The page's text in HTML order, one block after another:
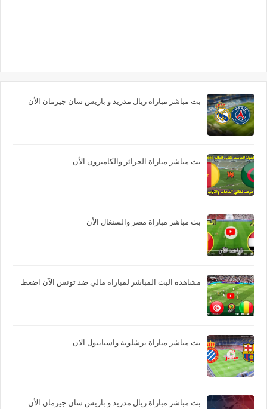
بث مباشر مباراة ريال مدريد و باريس سان جيرمان الأن
بث مباشر مباراة الجزائر والكاميرون الأن
بث مباشر مباراة مصر والسنغال الأن
مشاهدة البث المباشر لمباراة مالي ضد تونس الآن اضغط
بث مباشر مباراة برشلونة واسبانيول الان
بث مباشر مباراة ريال مدريد و باريس سان جيرمان الأن